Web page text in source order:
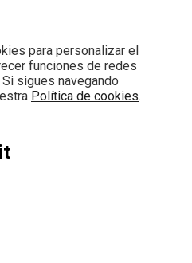
para personalizar el
funciones de redes
sigues navegando
Política de cookies.